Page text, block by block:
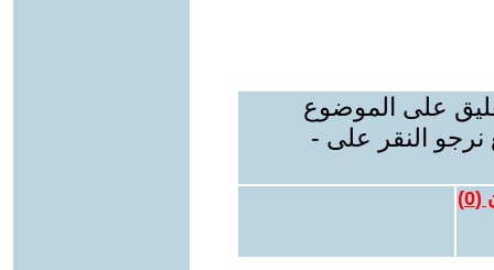
على الموضوع
نرجو النقر على -
(
0
)